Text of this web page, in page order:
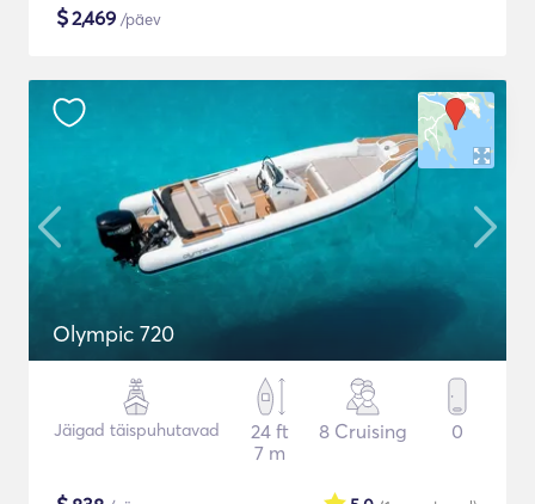
$2,469 /päev
Olympic 720
Jäigad täispuhutavad
24 ft
7 m
8 Cruising 0